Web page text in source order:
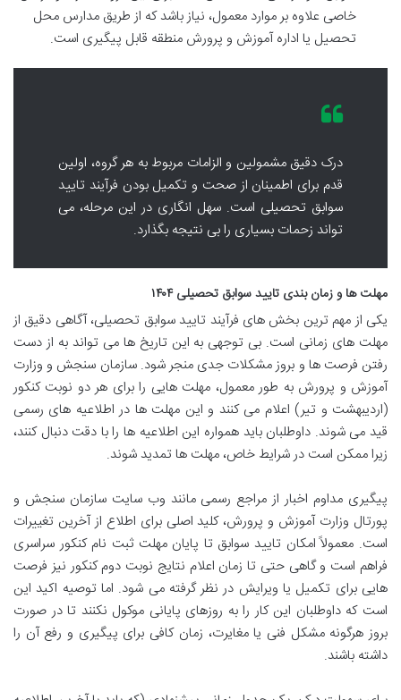
خاصی علاوه بر موارد معمول، نیاز باشد که از طریق مدارس محل
تحصیل یا اداره آموزش و پرورش منطقه قابل پیگیری است.
درک دقیق مشمولین و الزامات مربوط به هر گروه، اولین
قدم برای اطمینان از صحت و تکمیل بودن فرآیند تایید
سوابق تحصیلی است. سهل انگاری در این مرحله، می
تواند زحمات بسیاری را بی نتیجه بگذارد.
مهلت ها و زمان بندی تایید سوابق تحصیلی ۱۴۰۴
یکی از مهم ترین بخش های فرآیند تایید سوابق تحصیلی، آگاهی دقیق از
مهلت های زمانی است. بی توجهی به این تاریخ ها می تواند به از دست
رفتن فرصت ها و بروز مشکلات جدی منجر شود. سازمان سنجش و وزارت
آموزش و پرورش به طور معمول، مهلت هایی را برای هر دو نوبت کنکور
(اردیبهشت و تیر) اعلام می کنند و این مهلت ها در اطلاعیه های رسمی
قید می شوند. داوطلبان باید همواره این اطلاعیه ها را با دقت دنبال کنند،
زیرا ممکن است در شرایط خاص، مهلت ها تمدید شوند.
پیگیری مداوم اخبار از مراجع رسمی مانند وب سایت سازمان سنجش و
پورتال وزارت آموزش و پرورش، کلید اصلی برای اطلاع از آخرین تغییرات
است. معمولاً امکان تایید سوابق تا پایان مهلت ثبت نام کنکور سراسری
فراهم است و گاهی حتی تا زمان اعلام نتایج نوبت دوم کنکور نیز فرصت
هایی برای تکمیل یا ویرایش در نظر گرفته می شود. اما توصیه اکید این
است که داوطلبان این کار را به روزهای پایانی موکول نکنند تا در صورت
بروز هرگونه مشکل فنی یا مغایرت، زمان کافی برای پیگیری و رفع آن را
داشته باشند.